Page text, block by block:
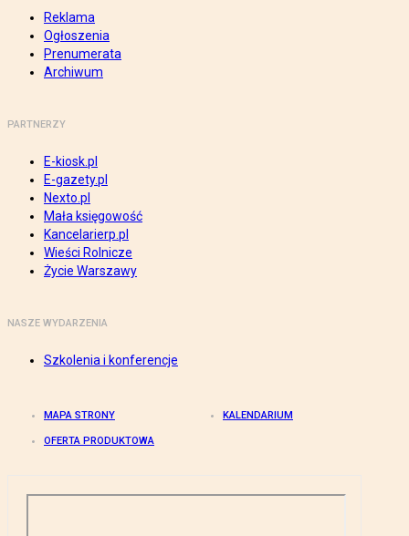
Reklama
Ogłoszenia
Prenumerata
Archiwum
PARTNERZY
E-kiosk.pl
E-gazety.pl
Nexto.pl
Mała księgowość
Kancelarierp.pl
Wieści Rolnicze
Życie Warszawy
NASZE WYDARZENIA
Szkolenia i konferencje
MAPA STRONY KALENDARIUM
OFERTA PRODUKTOWA